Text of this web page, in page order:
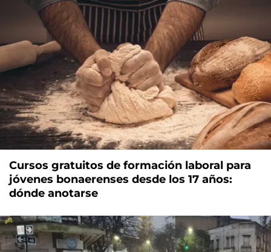
Cursos gratuitos de formación laboral para
jóvenes bonaerenses desde los 17 años:
dónde anotarse